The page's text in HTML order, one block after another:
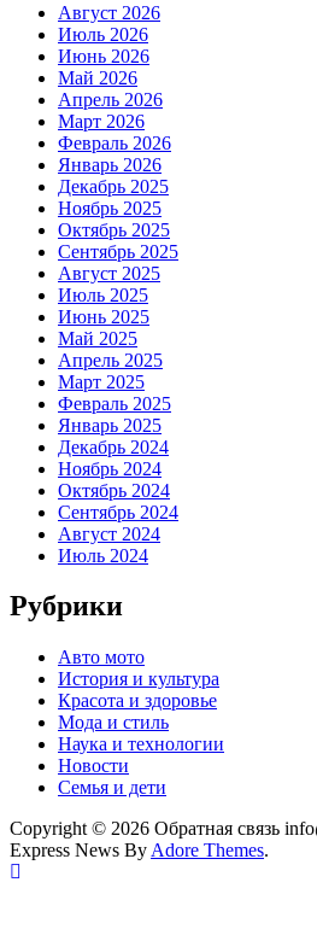
Август 2026
Июль 2026
Июнь 2026
Май 2026
Апрель 2026
Март 2026
Февраль 2026
Январь 2026
Декабрь 2025
Ноябрь 2025
Октябрь 2025
Сентябрь 2025
Август 2025
Июль 2025
Июнь 2025
Май 2025
Апрель 2025
Март 2025
Февраль 2025
Январь 2025
Декабрь 2024
Ноябрь 2024
Октябрь 2024
Сентябрь 2024
Август 2024
Июль 2024
Рубрики
Авто мото
История и культура
Красота и здоровье
Мода и стиль
Наука и технологии
Новости
Семья и дети
Copyright © 2026 Обратная связь
Express News By Adore Themes.